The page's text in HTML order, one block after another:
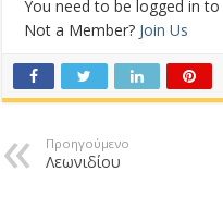
You need to be logged in
Not a Member? Join Us
Προηγούμενο
Λεωνιδίου